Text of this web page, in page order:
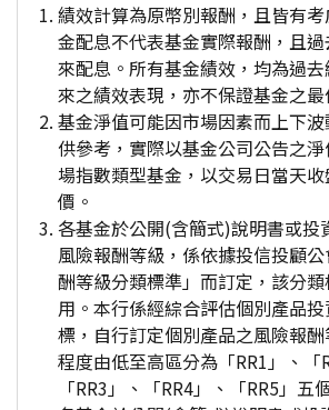
績效計算為原幣別報酬，且皆有
金配息不代表基金實際報酬，且
來配息。所有基金績效，均為過
來之績效表現，亦不保證基金之最
基金淨值可能因市場因素而上下
供參考，實際以基金公司公告之
場指數類型基金，以交易日當天
價。
各基金於公開(含簡式)說明書或投
風險報酬等級，係依據投信投顧
酬等級分類標準」而訂定，該分
用。本行係經綜合評估個別產品
標，自行訂定個別產品之風險報
程度由低至高區分為「RR1」、「
「RR3」、「RR4」、「RR5」